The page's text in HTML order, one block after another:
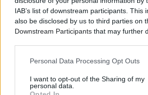
IAB’s list of downstream participants. This
also be disclosed by us to third parties on
Downstream Participants that may further
Personal Data Processing Opt Outs
I want to opt-out of the Sharing of my
personal data.